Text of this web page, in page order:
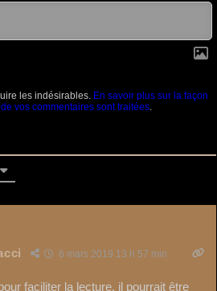
les indésirables. En savoir plus sur la façon
vos commentaires sont traitées.
6 mars 2019 13 h 57 min
faciliter la lecture, il pourrait être